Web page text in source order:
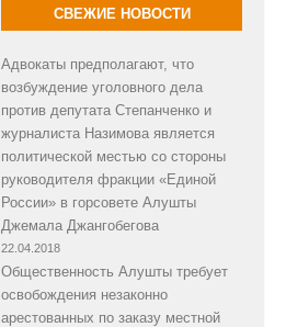
СВЕЖИЕ НОВОСТИ
Адвокаты предполагают, что
возбуждение уголовного дела
против депутата Степанченко и
журналиста Назимова является
политической местью со стороны
руководителя фракции «Единой
России» в горсовете Алушты
Джемала Джангобегова
22.04.2018
Общественность Алушты требует
освобождения незаконно
арестованных по заказу местной